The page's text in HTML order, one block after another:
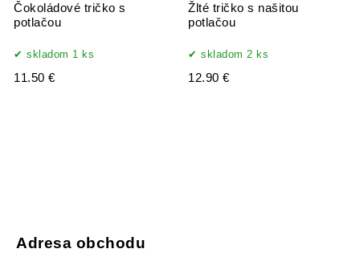
Čokoládové tričko s
potlačou
skladom 1 ks
11.50 €
Žlté tričko s našitou
potlačou
skladom 2 ks
12.90 €
Adresa obchodu